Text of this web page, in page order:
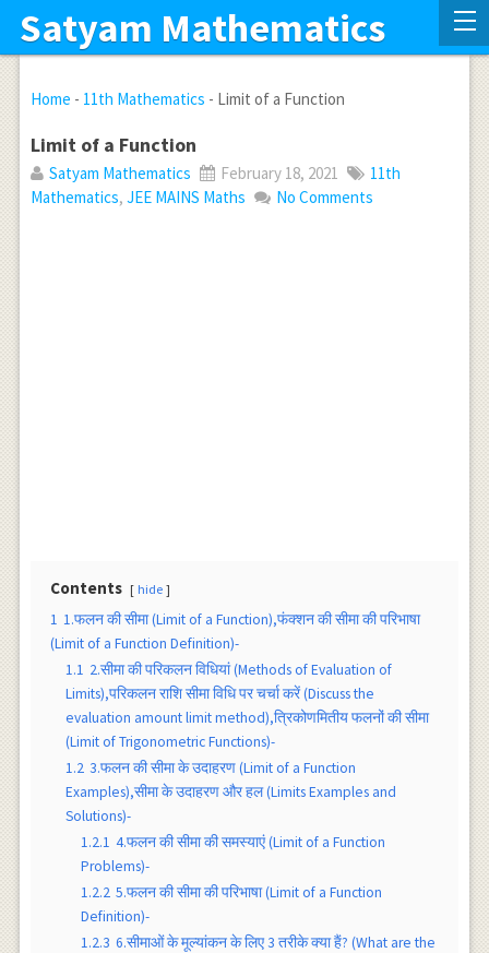
Satyam Mathematics
Home - 11th Mathematics - Limit of a Function
Limit of a Function
Satyam Mathematics February 18, 2021
11th
Mathematics, JEE MAINS Maths No Comments
Contents hide
1 1.फलन की सीमा (Limit of a Function),फंक्शन की सीमा की परिभाषा
(Limit of a Function Definition)-
1.1 2.सीमा की परिकलन विधियां (Methods of Evaluation of
Limits),परिकलन राशि सीमा विधि पर चर्चा करें (Discuss the
evaluation amount limit method),त्रिकोणमितीय फलनों की सीमा
(Limit of Trigonometric Functions)-
1.2 3.फलन की सीमा के उदाहरण (Limit of a Function
Examples),सीमा के उदाहरण और हल (Limits Examples and
Solutions)-
1.2.1 4.फलन की सीमा की समस्याएं (Limit of a Function
Problems)-
1.2.2 5.फलन की सीमा की परिभाषा (Limit of a Function
Definition)-
1.2.3 6.सीमाओं के मूल्यांकन के लिए 3 तरीके क्या हैं? (What are the